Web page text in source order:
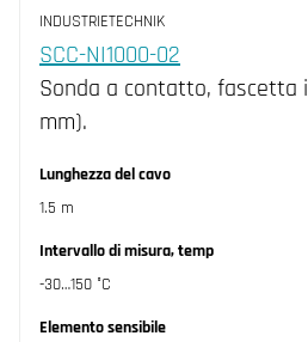
INDUSTRIETECHNIK
SCC-NI1000-02
Sonda a contatto, fascetta
mm).
Lunghezza del cavo
1.5 m
Intervallo di misura, temp
-30…150 °C
Elemento sensibile